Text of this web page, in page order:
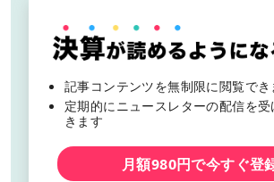
記事コンテンツを無制限に閲覧でき
定期的にニュースレターの配信を
きます
月額980円で今すぐ登